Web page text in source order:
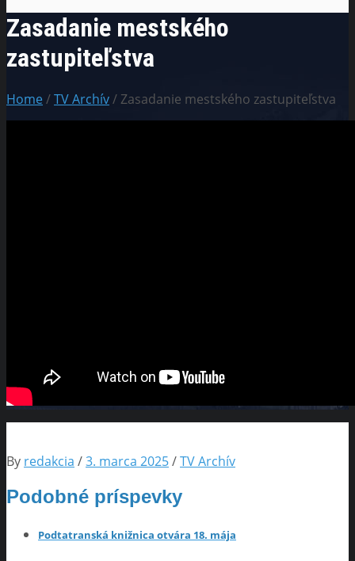
Zasadanie mestského
zastupiteľstva
Home/TV Archív/ Zasadanie mestského zastupiteľstva
By redakcia /3. marca 2025/TV Archív
Podobné príspevky
Podtatranská knižnica otvára 18. mája